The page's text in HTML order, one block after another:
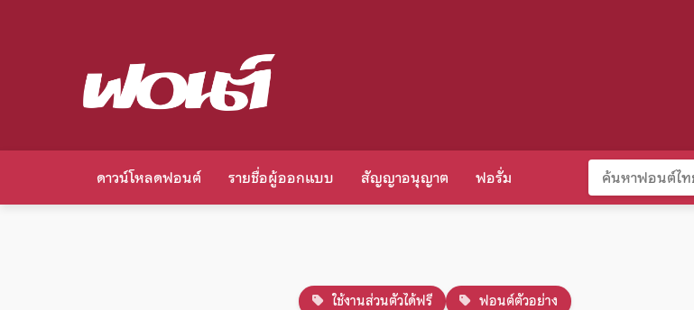
ดาวน์โหลดฟอนต์ รายชื่อผู้ออกแบบ สัญญาอนุญาต ฟอรั่ม
ใช้งานส่วนตัวได้ฟรี ฟอนต์ตัวอย่าง